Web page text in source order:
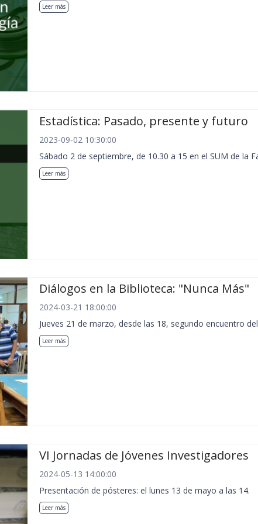
Leer más
Estadística: Pasado, presente y futuro
2023-09-02 10:30:00
Sábado 2 de septiembre, de 10.30 a 15 en el SUM de la
Leer más
Diálogos en la Biblioteca: "Nunca Más"
2024-03-21 18:00:00
Jueves 21 de marzo, desde las 18, segundo encuentro
Leer más
VI Jornadas de Jóvenes Investigadores
2024-05-13 14:00:00
Presentación de pósteres: el lunes 13 de mayo a las 14.
Leer más